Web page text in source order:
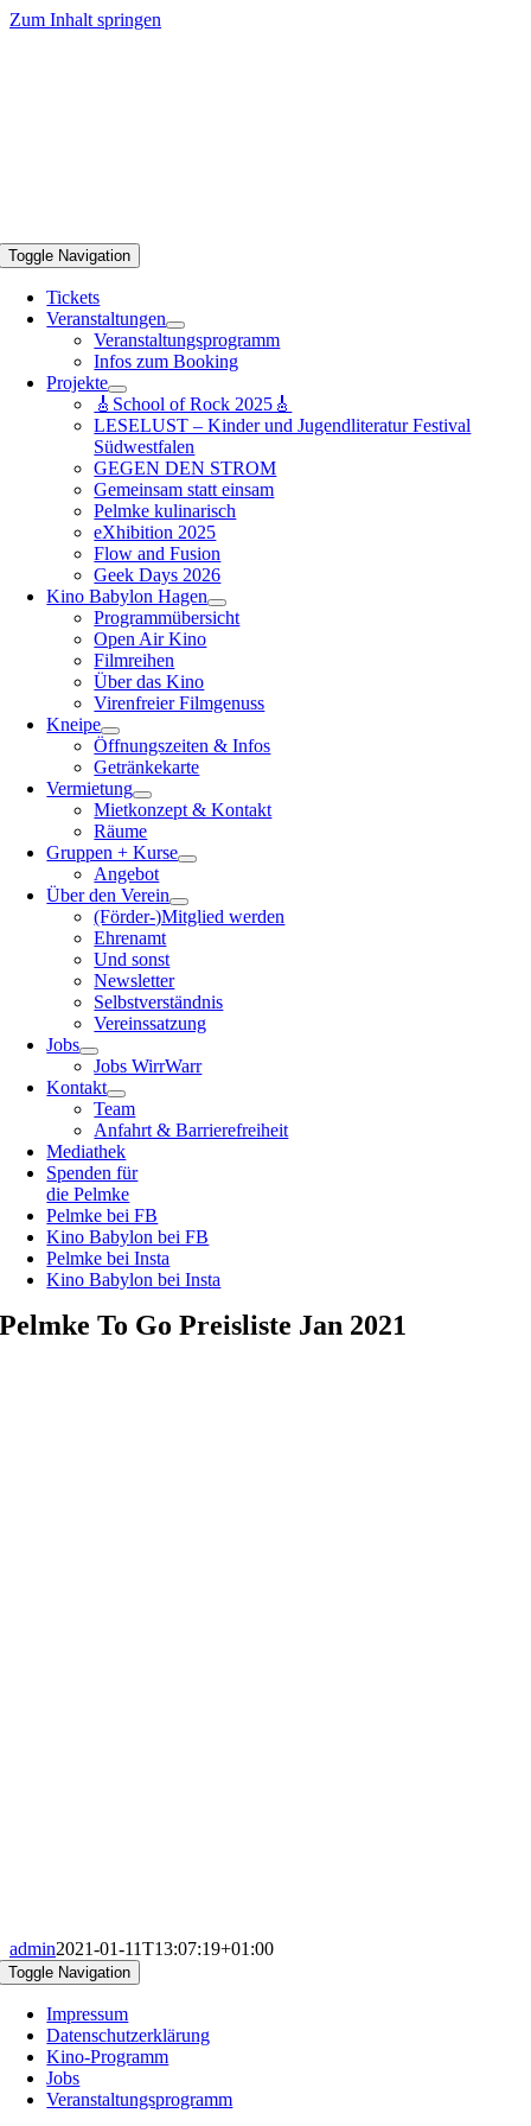
Zum Inhalt springen
Toggle Navigation
Tickets
Veranstaltungen
Veranstaltungsprogramm
Infos zum Booking
Projekte
🎸School of Rock 2025🎸
LESELUST – Kinder und Jugendliteratur Festival
Südwestfalen
GEGEN DEN STROM
Gemeinsam statt einsam
Pelmke kulinarisch
eXhibition 2025
Flow and Fusion
Geek Days 2026
Kino Babylon Hagen
Programmübersicht
Open Air Kino
Filmreihen
Über das Kino
Virenfreier Filmgenuss
Kneipe
Öffnungszeiten & Infos
Getränkekarte
Vermietung
Mietkonzept & Kontakt
Räume
Gruppen + Kurse
Angebot
Über den Verein
(Förder-)Mitglied werden
Ehrenamt
Und sonst
Newsletter
Selbstverständnis
Vereinssatzung
Jobs
Jobs WirrWarr
Kontakt
Team
Anfahrt & Barrierefreiheit
Mediathek
Spenden für
die Pelmke
Pelmke bei FB
Kino Babylon bei FB
Pelmke bei Insta
Kino Babylon bei Insta
Pelmke To Go Preisliste Jan 2021
admin2021-01-11T13:07:19+01:00
Toggle Navigation
Impressum
Datenschutzerklärung
Kino-Programm
Jobs
Veranstaltungsprogramm